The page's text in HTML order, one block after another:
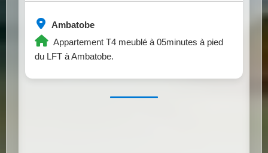
Ambatobe
Appartement T4 meublé à 05minutes à pied
du LFT à Ambatobe.